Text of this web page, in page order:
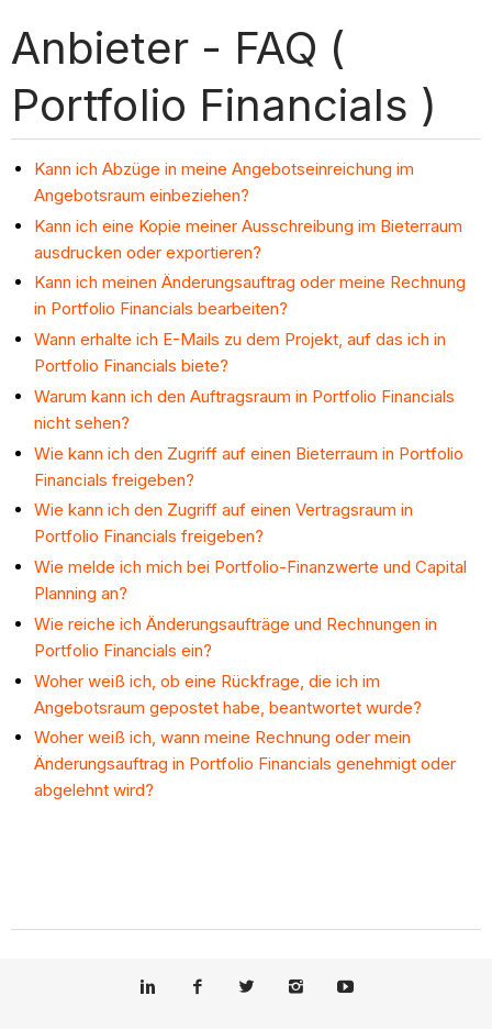
Anbieter - FAQ (
Portfolio Financials )
Kann ich Abzüge in meine Angebotseinreichung im
Angebotsraum einbeziehen?
Kann ich eine Kopie meiner Ausschreibung im Bieterraum
ausdrucken oder exportieren?
Kann ich meinen Änderungsauftrag oder meine Rechnung
in Portfolio Financials bearbeiten?
Wann erhalte ich E-Mails zu dem Projekt, auf das ich in
Portfolio Financials biete?
Warum kann ich den Auftragsraum in Portfolio Financials
nicht sehen?
Wie kann ich den Zugriff auf einen Bieterraum in Portfolio
Financials freigeben?
Wie kann ich den Zugriff auf einen Vertragsraum in
Portfolio Financials freigeben?
Wie melde ich mich bei Portfolio-Finanzwerte und Capital
Planning an?
Wie reiche ich Änderungsaufträge und Rechnungen in
Portfolio Financials ein?
Woher weiß ich, ob eine Rückfrage, die ich im
Angebotsraum gepostet habe, beantwortet wurde?
Woher weiß ich, wann meine Rechnung oder mein
Änderungsauftrag in Portfolio Financials genehmigt oder
abgelehnt wird?